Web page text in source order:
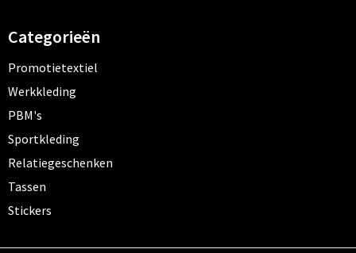
Categorieën
Promotietextiel
Werkkleding
PBM's
Sportkleding
Relatiegeschenken
Tassen
Stickers